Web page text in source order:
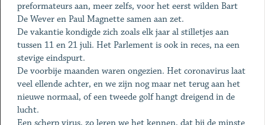
preformateurs aan, meer zelfs, voor het eerst wilden Bart
De Wever en Paul Magnette samen aan zet.
De vakantie kondigde zich zoals elk jaar al stilletjes aan
tussen 11 en 21 juli. Het Parlement is ook in reces, na een
stevige eindspurt.
De voorbije maanden waren ongezien. Het coronavirus laat
veel ellende achter, en we zijn nog maar net terug aan het
nieuwe normaal, of een tweede golf hangt dreigend in de
lucht.